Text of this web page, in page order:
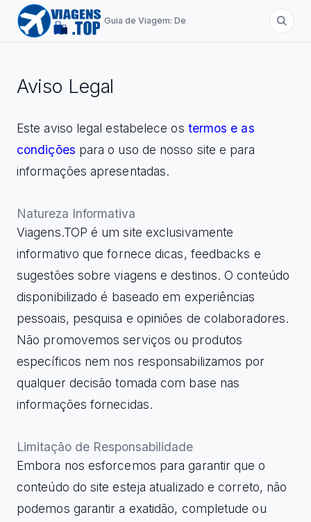
Guia de Viagem: Destinos de A a Z
Aviso Legal
Este aviso legal estabelece os termos e as
condições para o uso de nosso site e para
informações apresentadas.
Natureza Informativa
Viagens.TOP é um site exclusivamente
informativo que fornece dicas, feedbacks e
sugestões sobre viagens e destinos. O conteúdo
disponibilizado é baseado em experiências
pessoais, pesquisa e opiniões de colaboradores.
Não promovemos serviços ou produtos
específicos nem nos responsabilizamos por
qualquer decisão tomada com base nas
informações fornecidas.
Limitação de Responsabilidade
Embora nos esforcemos para garantir que o
conteúdo do site esteja atualizado e correto, não
podemos garantir a exatidão, completude ou